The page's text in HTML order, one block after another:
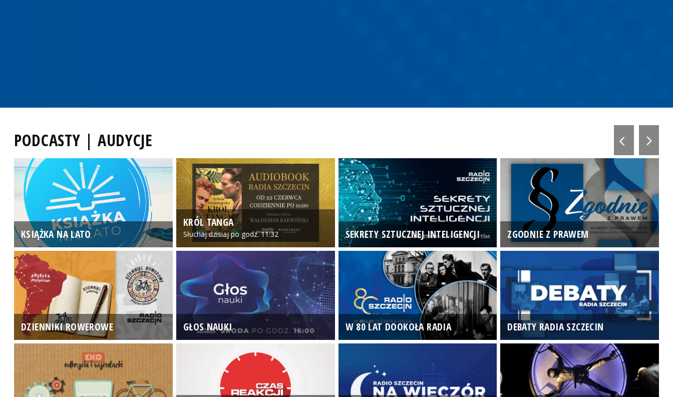
PODCASTY | AUDYCJE
KSIĄŻKA NA LATO
KRÓL TANGA
Słuchaj dzisiaj po godz. 11:32 SEKRETY SZTUCZNEJ INTELIGENCJI ZGODNIE Z PRAWEM
DZIENNIKI ROWEROWE GŁOS NAUKI W 80 LAT DOOKOŁA RADIA DEBATY RADIA SZCZECIN